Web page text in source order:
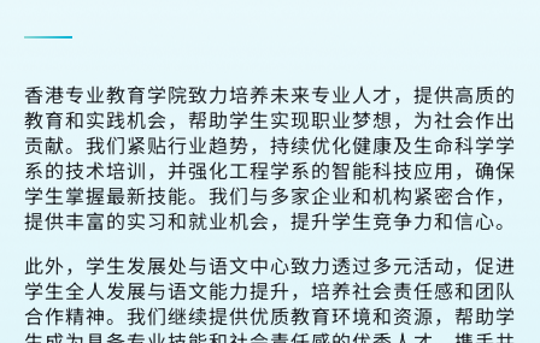
香港专业教育学院致力培养未来专业人才，提供高质的
教育和实践机会，帮助学生实现职业梦想，为社会作出
贡献。我们紧贴行业趋势，持续优化健康及生命科学学
系的技术培训，并强化工程学系的智能科技应用，确保
学生掌握最新技能。我们与多家企业和机构紧密合作，
提供丰富的实习和就业机会，提升学生竞争力和信心。
此外，学生发展处与语文中心致力透过多元活动，促进
学生全人发展与语文能力提升，培养社会责任感和团队
合作精神。我们继续提供优质教育环境和资源，帮助学